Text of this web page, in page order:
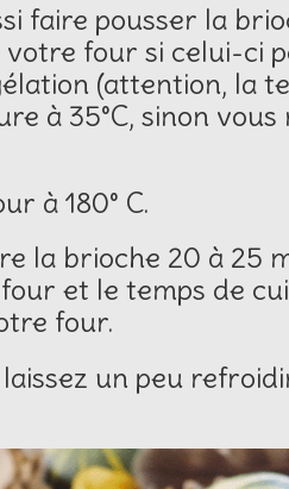
faire pousser la
four si celui-ci
(attention, la
à 35°C, sinon
à 180° C.
la brioche 20 à 25
et le temps de
four.
un peu